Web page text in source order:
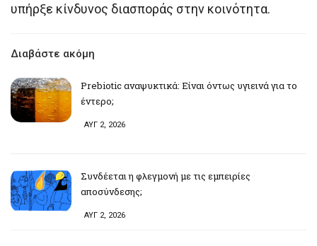
υπήρξε κίνδυνος διασποράς στην κοινότητα.
Διαβάστε ακόμη
Prebiotic αναψυκτικά: Είναι όντως υγιεινά για το
έντερο;
ΑΥΓ 2, 2026
Συνδέεται η φλεγμονή με τις εμπειρίες
αποσύνδεσης;
ΑΥΓ 2, 2026